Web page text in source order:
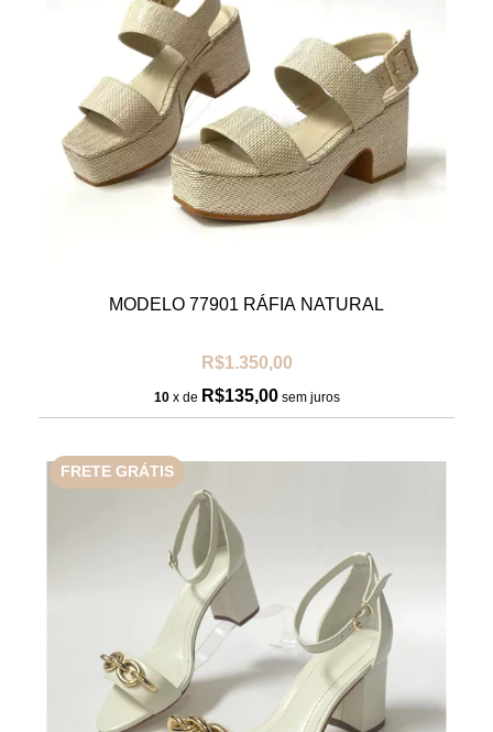
MODELO 77901 RÁFIA NATURAL
R$1.350,00
10 x de R$135,00 sem juros
FRETE GRÁTIS